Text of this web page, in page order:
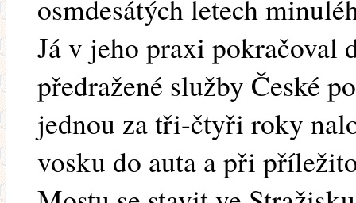
osmdesátých letech
Já v jeho praxi pokračoval
předražené služby České
jednou za tři-čtyři roky
vosku do auta a při